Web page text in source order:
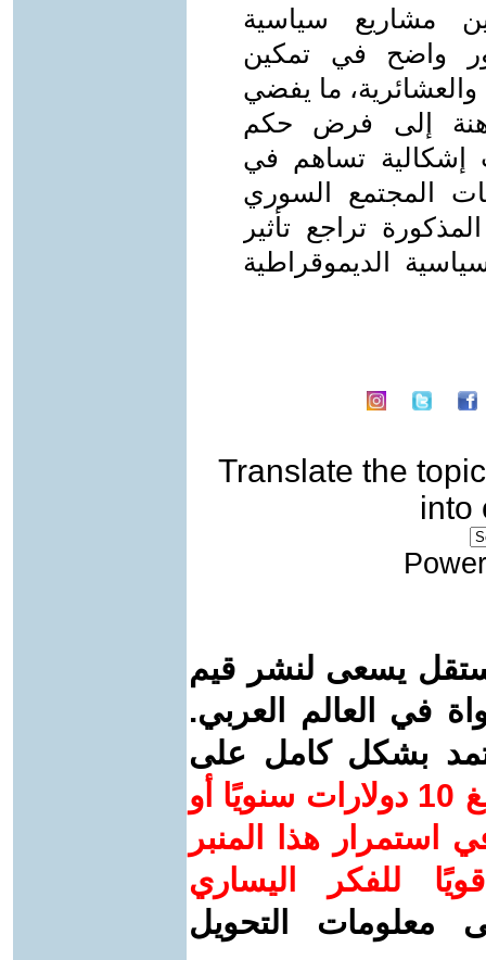
مشاريع سياسية
واضح في تمكين
والعشائرية، ما يفضي
إلى فرض حكم
إشكالية تساهم في
المجتمع السوري
تراجع تأثير
الديموقراطية
Translate the topic
into
يسعى لنشر قيم
في العالم العربي.
بشكل كامل على
ساهم/ي معنا! بدعمكم بمبلغ 10 دولارات سنويًا أو
استمرار هذا المنبر
للفكر اليساري
معلومات التحويل